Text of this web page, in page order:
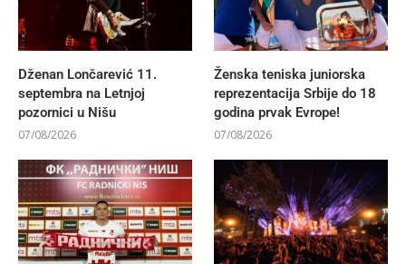
Dženan Lončarević 11.
septembra na Letnjoj
pozornici u Nišu
07/08/2026
Ženska teniska juniorska
reprezentacija Srbije do 18
godina prvak Evrope!
07/08/2026